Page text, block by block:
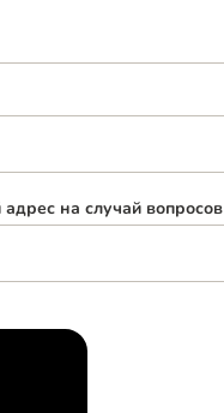
на случай вопросов